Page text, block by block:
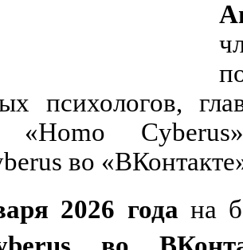
психологов,
«Homo
во
2026 года на